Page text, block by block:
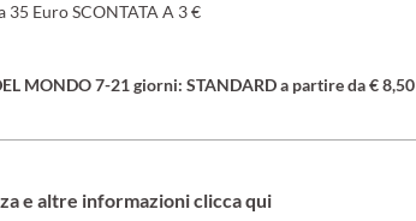
35 Euro SCONTATA A 3 €
MONDO 7-21 giorni: STANDARD a partire da € 8,50
e altre informazioni clicca qui